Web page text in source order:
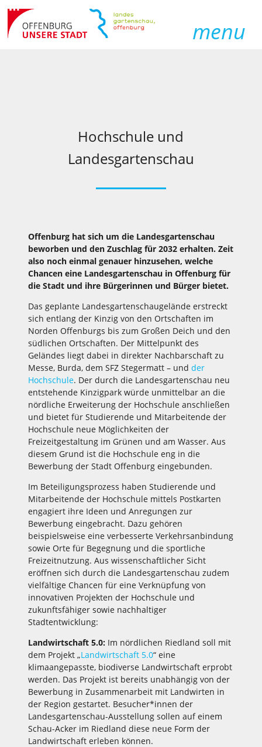
menu
Hochschule und
Landesgartenschau
Offenburg hat sich um die Landesgartenschau
beworben und den Zuschlag für 2032 erhalten. Zeit
also noch einmal genauer hinzusehen, welche
Chancen eine Landesgartenschau in Offenburg für
die Stadt und ihre Bürgerinnen und Bürger bietet.
Das geplante Landesgartenschaugelände erstreckt
sich entlang der Kinzig von den Ortschaften im
Norden Offenburgs bis zum Großen Deich und den
südlichen Ortschaften. Der Mittelpunkt des
Geländes liegt dabei in direkter Nachbarschaft zu
Messe, Burda, dem SFZ Stegermatt – und der
Hochschule. Der durch die Landesgartenschau neu
entstehende Kinzigpark würde unmittelbar an die
nördliche Erweiterung der Hochschule anschließen
und bietet für Studierende und Mitarbeitende der
Hochschule neue Möglichkeiten der
Freizeitgestaltung im Grünen und am Wasser. Aus
diesem Grund ist die Hochschule eng in die
Bewerbung der Stadt Offenburg eingebunden.
Im Beteiligungsprozess haben Studierende und
Mitarbeitende der Hochschule mittels Postkarten
engagiert ihre Ideen und Anregungen zur
Bewerbung eingebracht. Dazu gehören
beispielsweise eine verbesserte Verkehrsanbindung
sowie Orte für Begegnung und die sportliche
Freizeitnutzung. Aus wissenschaftlicher Sicht
eröffnen sich durch die Landesgartenschau zudem
vielfältige Chancen für eine Verknüpfung von
innovativen Projekten der Hochschule und
zukunftsfähiger sowie nachhaltiger
Stadtentwicklung:
Landwirtschaft 5.0:Im nördlichen Riedland soll mit
dem Projekt „Landwirtschaft 5.0“ eine
klimaangepasste, biodiverse Landwirtschaft erprobt
werden. Das Projekt ist bereits unabhängig von der
Bewerbung in Zusammenarbeit mit Landwirten in
der Region gestartet. Besucher*innen der
Landesgartenschau-Ausstellung sollen auf einem
Schau-Acker im Riedland diese neue Form der
Landwirtschaft erleben können.